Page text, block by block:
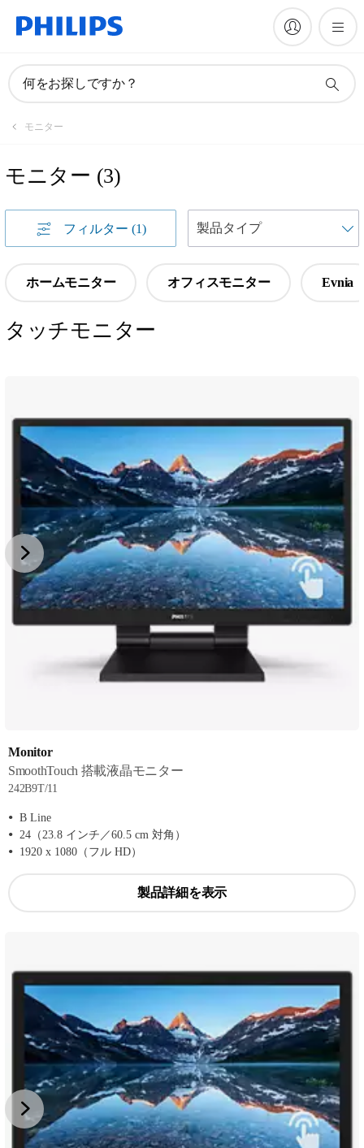
何をお探しですか？
モニター
モニター (3)
フィルター (1)
ホームモニター オフィスモニター Evnia
タッチモニター
Monitor
SmoothTouch 搭載液晶モニター
242B9T/11
B Line
24（23.8 インチ／60.5 cm 対角）
1920 x 1080（フル HD）
製品詳細を表示